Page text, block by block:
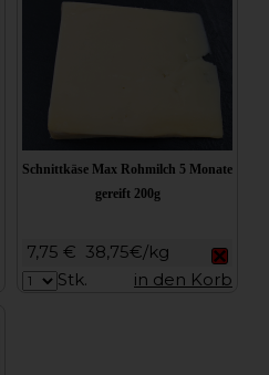
Schnittkäse Max Rohmilch 5 Monate
gereift 200g
7,75 € 38,75€/kg
Stk.
in den Korb